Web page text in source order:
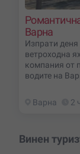
Варна
Изпрати
ветроходна
компания от
водите на
Варна 2
Винен